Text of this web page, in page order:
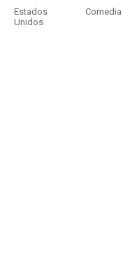
Estados
Unidos
Comedia